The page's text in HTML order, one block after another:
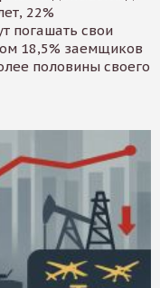
22%
погашать свои
18,5% заемщиков
половины своего